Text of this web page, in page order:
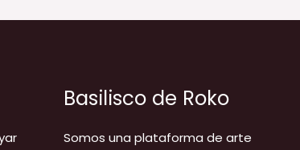
Basilisco de Roko
Somos una plataforma de arte